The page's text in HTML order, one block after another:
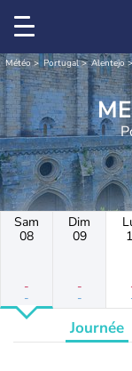
Météo Portugal Alentejo
Sam
08
-
-
Dim
09
-
-
Journée